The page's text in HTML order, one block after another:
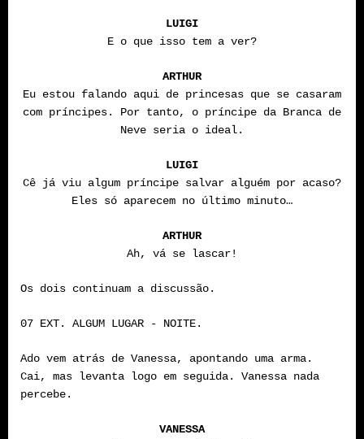
LUIGI
E o que isso tem a ver?
ARTHUR
Eu estou falando aqui de princesas que se casaram
com príncipes. Por tanto, o príncipe da Branca de
Neve seria o ideal.
LUIGI
Cê já viu algum príncipe salvar alguém por acaso?
Eles só aparecem no último minuto…
ARTHUR
Ah, vá se lascar!
Os dois continuam a discussão.
07 EXT. ALGUM LUGAR - NOITE.
Ado vem atrás de Vanessa, apontando uma arma.
Cai, mas levanta logo em seguida. Vanessa nada
percebe.
VANESSA